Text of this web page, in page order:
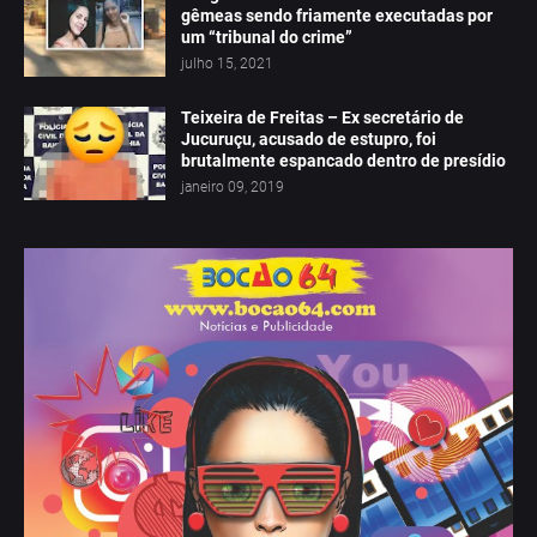
gêmeas sendo friamente executadas por
um “tribunal do crime”
julho 15, 2021
Teixeira de Freitas – Ex secretário de
Jucuruçu, acusado de estupro, foi
brutalmente espancado dentro de presídio
janeiro 09, 2019